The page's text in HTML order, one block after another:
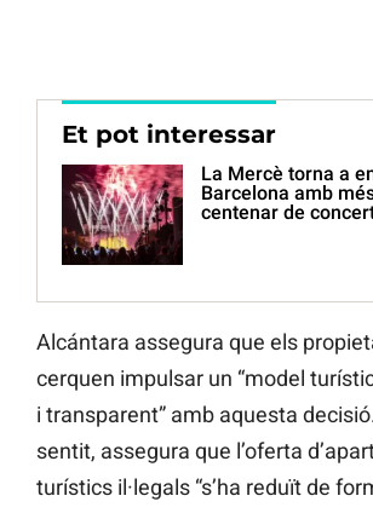
Et pot interessar
La Mercè torna a
Barcelona amb
centenar de
Alcántara assegura que els
cerquen impulsar un “model
i transparent” amb aquesta
sentit, assegura que l’oferta
turístics il·legals “s’ha reduït de